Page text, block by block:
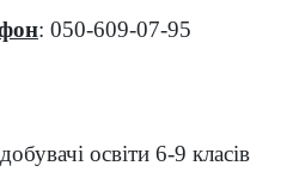
: 050-609-07-95
освіти 6-9 класів